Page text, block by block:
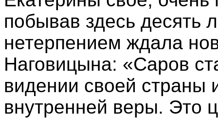
побывав здесь десять
нетерпением ждала
Наговицына: «Саров
видении своей страны
внутренней веры. Это